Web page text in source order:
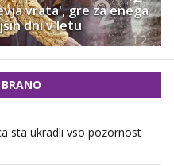
vrata', gre za enega
dni v letu
sta ukradli vso pozornost